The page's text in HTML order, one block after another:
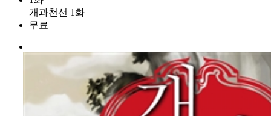
개과천선 1화
무료